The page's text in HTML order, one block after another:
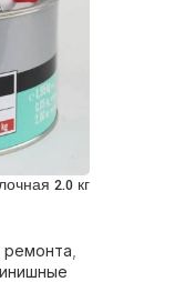
2.0 кг
ремонта